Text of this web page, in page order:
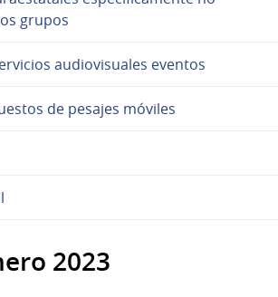
grupos
audiovisuales eventos
de pesajes móviles
2023